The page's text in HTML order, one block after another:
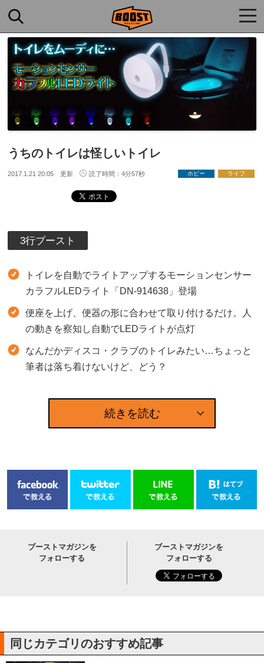
うちのトイレは怪しいトイレ
2017.1.21 20:05 更新 読了時間：4分57秒 ホビー ライフ
3行ブースト
トイレを自動でライトアップするモーションセンサー
カラフルLEDライト「DN-914638」登場
便座を上げ、便器の形に合わせて取り付けるだけ。人
の動きを察知し自動でLEDライトが点灯
なんだかディスコ・クラブのトイレみたい…ちょっと
筆者は落ち着けないけど、どう？
続きを読む
ブーストマガジンを
フォローする
ブーストマガジンを
フォローする
同じカテゴリのおすすめ記事